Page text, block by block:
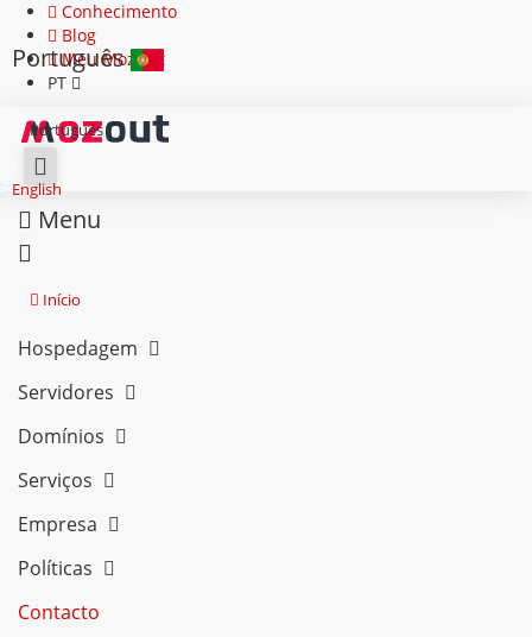
Conhecimento
Blog
Meu MozOut
PT
Português
Português
English
Menu
Início
Hospedagem
Servidores
Domínios
Serviços
Empresa
Políticas
Contacto